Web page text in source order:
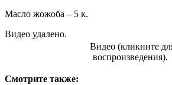
Масло жожоба – 5 к.
Видео удалено.
Видео (кликните
воспроизведения).
Смотрите также: